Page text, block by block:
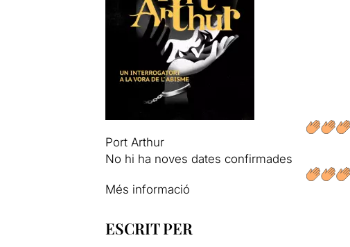
Port Arthur
No hi ha noves dates confirmades
Més informació
ESCRIT PER